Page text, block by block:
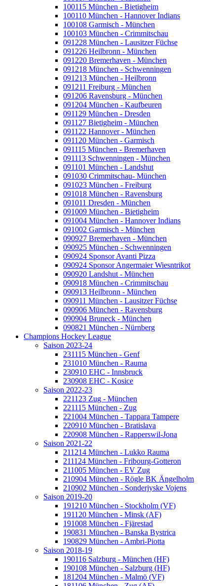
100115 München - Bietigheim
100110 München - Hannover Indians
100108 Garmisch - München
100103 München - Crimmitschau
091228 München - Lausitzer Füchse
091226 Heilbronn - München
091220 Bremerhaven - München
091218 München - Schwenningen
091213 München - Heilbronn
091211 Freiburg - München
091206 Ravensburg - München
091204 München - Kaufbeuren
091129 München - Dresden
091127 Bietigheim - München
091122 Hannover - München
091120 München - Garmisch
091115 München - Bremerhaven
091113 Schwenningen - München
091101 München - Landshut
091030 Crimmitschau- München
091023 München - Freiburg
091018 München - Ravensburg
091011 Dresden - München
091009 München - Bietigheim
091004 München - Hannover Indians
091002 Garmisch - München
090927 Bremerhaven - München
090925 München - Schwenningen
090924 Sponsor Avanti Pizza
090924 Sponsor Angermaier Wiesntrikot
090920 Landshut - München
090918 München - Crimmitschau
090913 Heilbronn - München
090911 München - Lausitzer Füchse
090906 München - Ravensburg
090904 Bruneck - München
090821 München - Nürnberg
Champions Hockey League
Saison 2023-24
231115 München - Genf
231010 München - Rauma
230910 EHC - Innsbruck
230908 EHC - Kosice
Saison 2022-23
221123 Zug - München
221115 München - Zug
221004 München - Tappara Tampere
220910 München - Bratislava
220908 München - Rapperswil-Jona
Saison 2021-22
211214 München - Lukko Rauma
211124 München - Fribourg-Gotteron
211005 München - EV Zug
210904 München - Rögle BK Ängelholm
210902 München - Sonderjyske Vojens
Saison 2019-20
191210 München - Stockholm (VF)
191120 München - Minsk (AF)
191008 München - Fjärestad
190831 München - Banska Bystrica
190829 München - Ambri-Piotta
Saison 2018-19
190116 Salzburg - München (HF)
190108 München - Salzburg (HF)
181204 München - Malmö (VF)